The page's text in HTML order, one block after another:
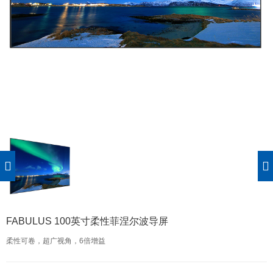
FABULUS 100英寸柔性菲涅尔波导屏
柔性可卷，超广视角，6倍增益